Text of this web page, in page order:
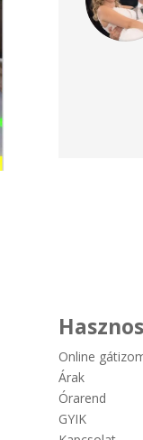
Hasznos
Online
Árak
Órarend
GYIK